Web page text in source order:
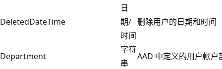
DeletedDateTime
日
期/
时间
删除用户的日期和时间
Department
字符
串
AAD 中定义的用户帐户